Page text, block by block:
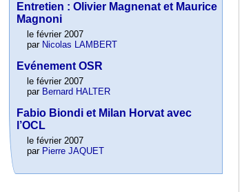
Entretien : Olivier Magnenat et Maurice
Magnoni
le février 2007
par Nicolas LAMBERT
Evénement OSR
le février 2007
par Bernard HALTER
Fabio Biondi et Milan Horvat avec
l’OCL
le février 2007
par Pierre JAQUET